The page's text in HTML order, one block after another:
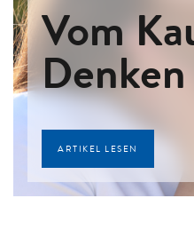
Vom
Denken
ARTIKEL LESEN